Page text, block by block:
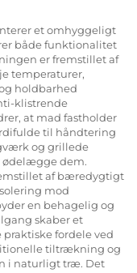
et omhyggeligt
både funktionalitet
er fremstillet af
temperaturer,
holdbarhed
klistrende
at mad fastholder
til håndtering
og grillede
ødelægge dem.
af bæredygtigt
mod
en behagelig og
skaber et
fordele ved
tiltrækning og
i naturligt træ. Det